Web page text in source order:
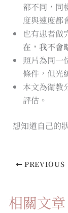
都不同，同
度與速度都
也有患者做
在，我不會
照片為同一
條件，但光
本文為衛教
評估。
想知道自己的
PREVIOUS
相關文章